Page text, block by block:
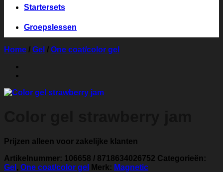
Startersets
Groepslessen
Home / Gel / One coat/color gel
Prijzen alleen voor zakelijke klanten
Artikelnummer: 106658 / 8718634026752 Categorieën:
Gel , One coat/color gel Merk: Magnetic